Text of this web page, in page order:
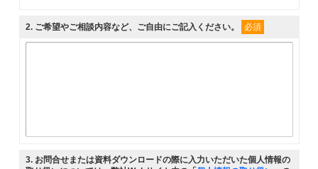
2. ご希望やご相談内容など、ご自由にご記入ください。 必須
3. お問合せまたは資料ダウンロードの際に入力いただいた個人情報の